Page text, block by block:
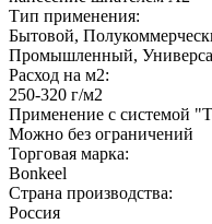
Тип применения:
Бытовой,
Промышленный,
Расход на м2:
250-320 г/м2
Применение с системой
Можно без ограничений
Торговая марка:
Bonkeel
Страна производства:
Россия